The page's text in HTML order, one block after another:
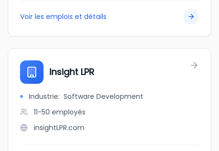
Voir les emplois et détails
Insight LPR
Industrie: Software Development
11-50 employés
insightLPR.com